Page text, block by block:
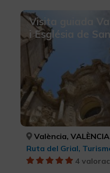
Visita guiada
i Església de
València, VALÈNCIA
Ruta del Grial,
4